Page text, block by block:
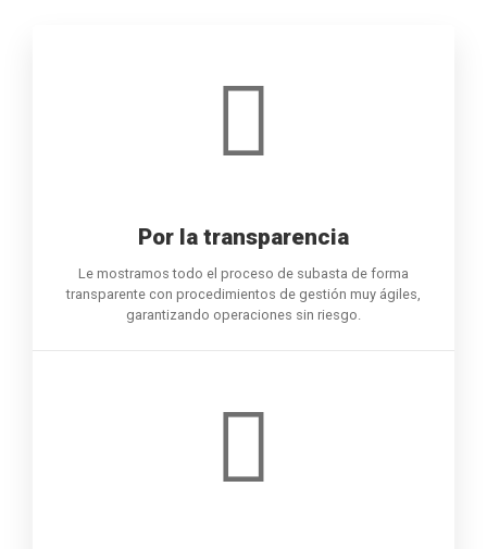
Por la transparencia
Le mostramos todo el proceso de subasta de forma
transparente con procedimientos de gestión muy ágiles,
garantizando operaciones sin riesgo.